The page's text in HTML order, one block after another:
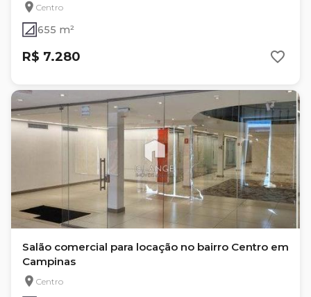
Centro
655 m²
R$ 7.280
Salão comercial para locação no bairro Centro em
Campinas
Centro